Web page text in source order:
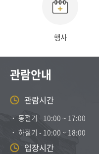
행사
관람안내
관람시간
˙ 동절기 - 10:00 ~ 17:00
˙ 하절기 - 10:00 ~ 18:00
입장시간